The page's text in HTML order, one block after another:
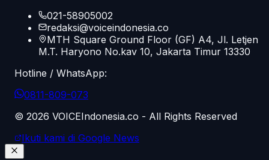
021-58905002
redaksi@voiceindonesia.co
MTH Square Ground Floor (GF) A4, Jl. Letjen
M.T. Haryono No.kav 10, Jakarta Timur 13330
Hotline / WhatsApp:
0811-809-073
© 2026 VOICEIndonesia.co - All Rights Reserved
Ikuti kami di Google News